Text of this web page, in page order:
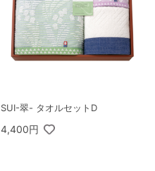
SUI-翠- タオルセットD
4,400円